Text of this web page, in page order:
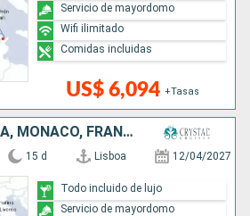
US$ 6,094 +Tasas
Servicio de mayordomo
Wifi ilimitado
Comidas incluidas
PORTUGAL, ESPAÑA, MONACO, FRANCIA, ITALIA
15 d Lisboa 12/04/2027
Todo incluido de lujo
Servicio de mayordomo